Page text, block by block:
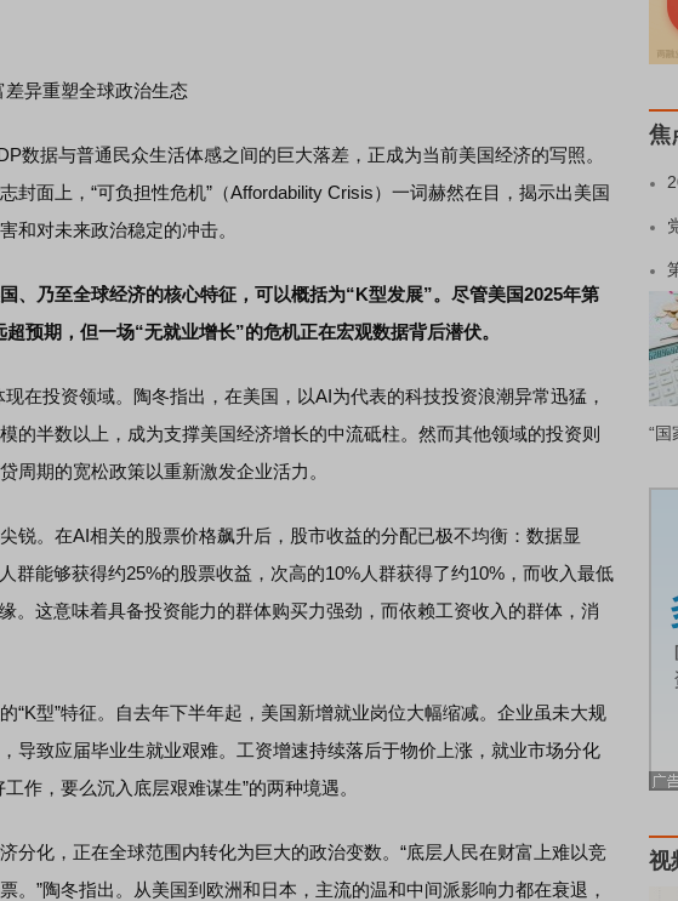
异重塑全球政治生态
据与普通民众生活体感之间的巨大落差，正成为当前美国经济的写照。
封面上，“可负担性危机”（Affordability Crisis）一词赫然在目，揭示出美国
和对未来政治稳定的冲击。
、乃至全球经济的核心特征，可以概括为“K型发展”。尽管美国2025年第
预期，但一场“无就业增长”的危机正在宏观数据背后潜伏。
在投资领域。陶冬指出，在美国，以AI为代表的科技投资浪潮异常迅猛，
的半数以上，成为支撑美国经济增长的中流砥柱。然而其他领域的投资则
周期的宽松政策以重新激发企业活力。
。在AI相关的股票价格飙升后，股市收益的分配已极不均衡：数据显
群能够获得约25%的股票收益，次高的10%人群获得了约10%，而收入最低
。这意味着具备投资能力的群体购买力强劲，而依赖工资收入的群体，消
型”特征。自去年下半年起，美国新增就业岗位大幅缩减。企业虽未大规
导致应届毕业生就业艰难。工资增速持续落后于物价上涨，就业市场分化
作，要么沉入底层艰难谋生”的两种境遇。
化，正在全球范围内转化为巨大的政治变数。“底层人民在财富上难以竞
。”陶冬指出。从美国到欧洲和日本，主流的温和中间派影响力都在衰退，
焦
“国
视